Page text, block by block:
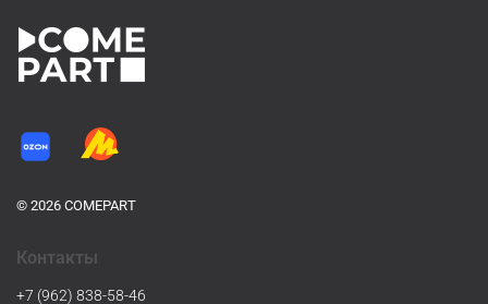
© 2026 COMEPART
Контакты
+7 (962) 838-58-46